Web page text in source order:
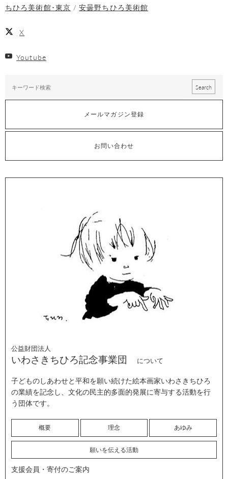
ちひろ美術館･東京
安曇野ちひろ美術館
X
Youtube
メールマガジン登録
お問い合わせ
公益財団法人
いわさきちひろ記念事業団 について
子どものしあわせと平和を願い続けた絵本画家いわさきちひろ
の業績を記念し、文化の民主的多面的発展に寄与する活動を行
う団体です。
概要 理念 あゆみ
願いを伝える活動
支援会員・寄付のご案内